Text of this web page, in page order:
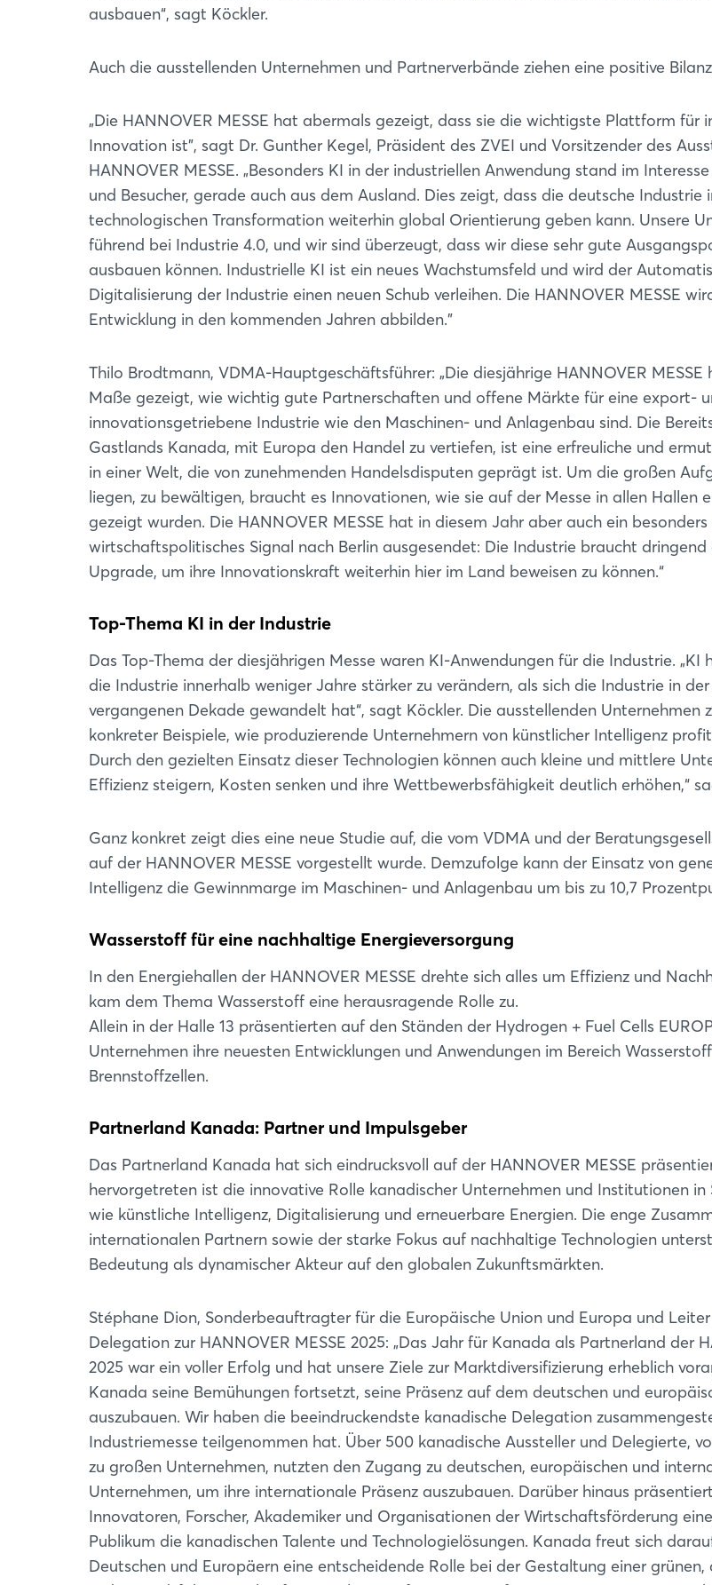
ausbauen“, sagt Köckler.
Auch die ausstellenden Unternehmen und Partnerverbände ziehen eine positive
„Die HANNOVER MESSE hat abermals gezeigt, dass sie die wichtigste Plattform für
Innovation ist", sagt Dr. Gunther Kegel, Präsident des ZVEI und Vorsitzender des
HANNOVER MESSE. „Besonders KI in der industriellen Anwendung stand im
und Besucher, gerade auch aus dem Ausland. Dies zeigt, dass die deutsche Industrie
technologischen Transformation weiterhin global Orientierung geben kann. Unsere
führend bei Industrie 4.0, und wir sind überzeugt, dass wir diese sehr gute
ausbauen können. Industrielle KI ist ein neues Wachstumsfeld und wird der
Digitalisierung der Industrie einen neuen Schub verleihen. Die HANNOVER MESSE
Entwicklung in den kommenden Jahren abbilden."
Thilo Brodtmann, VDMA-Hauptgeschäftsführer: „Die diesjährige HANNOVER
Maße gezeigt, wie wichtig gute Partnerschaften und offene Märkte für eine export-
innovationsgetriebene Industrie wie den Maschinen- und Anlagenbau sind. Die
Gastlands Kanada, mit Europa den Handel zu vertiefen, ist eine erfreuliche und
in einer Welt, die von zunehmenden Handelsdisputen geprägt ist. Um die großen
liegen, zu bewältigen, braucht es Innovationen, wie sie auf der Messe in allen Hallen
gezeigt wurden. Die HANNOVER MESSE hat in diesem Jahr aber auch ein besonders
wirtschaftspolitisches Signal nach Berlin ausgesendet: Die Industrie braucht
Upgrade, um ihre Innovationskraft weiterhin hier im Land beweisen zu können.“
Top-Thema KI in der Industrie
Das Top-Thema der diesjährigen Messe waren KI-Anwendungen für die Industrie. „KI
die Industrie innerhalb weniger Jahre stärker zu verändern, als sich die Industrie in
vergangenen Dekade gewandelt hat“, sagt Köckler. Die ausstellenden Unternehmen
konkreter Beispiele, wie produzierende Unternehmern von künstlicher Intelligenz
Durch den gezielten Einsatz dieser Technologien können auch kleine und mittlere
Effizienz steigern, Kosten senken und ihre Wettbewerbsfähigkeit deutlich erhöhen,“
Ganz konkret zeigt dies eine neue Studie auf, die vom VDMA und der
auf der HANNOVER MESSE vorgestellt wurde. Demzufolge kann der Einsatz von
Intelligenz die Gewinnmarge im Maschinen- und Anlagenbau um bis zu 10,7
Wasserstoff für eine nachhaltige Energieversorgung
In den Energiehallen der HANNOVER MESSE drehte sich alles um Effizienz und
kam dem Thema Wasserstoff eine herausragende Rolle zu.
Allein in der Halle 13 präsentierten auf den Ständen der Hydrogen + Fuel Cells
Unternehmen ihre neuesten Entwicklungen und Anwendungen im Bereich
Brennstoffzellen.
Partnerland Kanada: Partner und Impulsgeber
Das Partnerland Kanada hat sich eindrucksvoll auf der HANNOVER MESSE
hervorgetreten ist die innovative Rolle kanadischer Unternehmen und Institutionen in
wie künstliche Intelligenz, Digitalisierung und erneuerbare Energien. Die enge
internationalen Partnern sowie der starke Fokus auf nachhaltige Technologien
Bedeutung als dynamischer Akteur auf den globalen Zukunftsmärkten.
Stéphane Dion, Sonderbeauftragter für die Europäische Union und Europa und
Delegation zur HANNOVER MESSE 2025: „Das Jahr für Kanada als Partnerland der
2025 war ein voller Erfolg und hat unsere Ziele zur Marktdiversifizierung erheblich
Kanada seine Bemühungen fortsetzt, seine Präsenz auf dem deutschen und
auszubauen. Wir haben die beeindruckendste kanadische Delegation
Industriemesse teilgenommen hat. Über 500 kanadische Aussteller und Delegierte,
zu großen Unternehmen, nutzten den Zugang zu deutschen, europäischen und
Unternehmen, um ihre internationale Präsenz auszubauen. Darüber hinaus
Innovatoren, Forscher, Akademiker und Organisationen der Wirtschaftsförderung
Publikum die kanadischen Talente und Technologielösungen. Kanada freut sich
Deutschen und Europäern eine entscheidende Rolle bei der Gestaltung einer
Login
Passwort vergessen?
Noch nicht angemeldet?
Jetzt registrieren